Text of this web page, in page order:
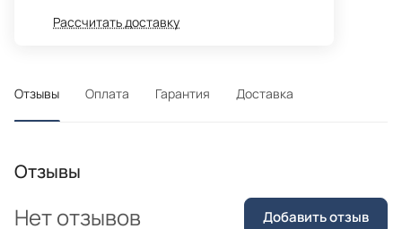
Рассчитать доставку
Отзывы Оплата Гарантия Доставка
Отзывы
Нет отзывов Добавить отзыв